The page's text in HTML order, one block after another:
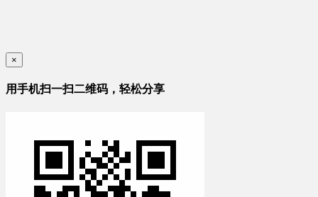
×
用手机扫一扫二维码，轻松分享